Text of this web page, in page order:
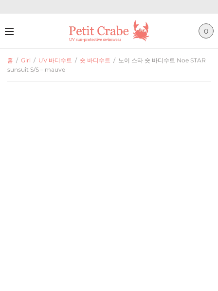
0
홈 / Girl / UV 바디수트 / 숏 바디수트 / 노이 스타 숏 바디수트 Noe STAR
sunsuit S/S – mauve